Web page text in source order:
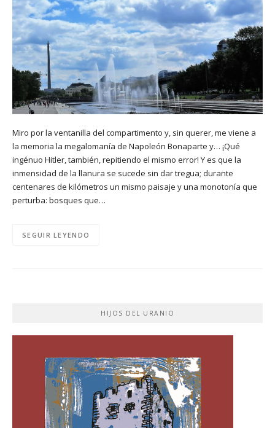
Miro por la ventanilla del compartimento y, sin querer, me viene a
la memoria la megalomanía de Napoleón Bonaparte y… ¡Qué
ingénuo Hitler, también, repitiendo el mismo error! Y es que la
inmensidad de la llanura se sucede sin dar tregua; durante
centenares de kilómetros un mismo paisaje y una monotonía que
perturba: bosques que…
SEGUIR LEYENDO
HIJOS DEL URANIO